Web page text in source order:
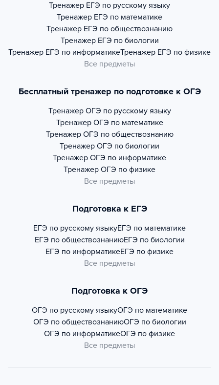
Тренажер ЕГЭ по русскому языку
Тренажер ЕГЭ по математике
Тренажер ЕГЭ по обществознанию
Тренажер ЕГЭ по биологии
Тренажер ЕГЭ по информатикеТренажер ЕГЭ по физике
Все предметы
Бесплатный тренажер по подготовке к ОГЭ
Тренажер ОГЭ по русскому языку
Тренажер ОГЭ по математике
Тренажер ОГЭ по обществознанию
Тренажер ОГЭ по биологии
Тренажер ОГЭ по информатике
Тренажер ОГЭ по физике
Все предметы
Подготовка к ЕГЭ
ЕГЭ по русскому языкуЕГЭ по математике
ЕГЭ по обществознаниюЕГЭ по биологии
ЕГЭ по информатикеЕГЭ по физике
Все предметы
Подготовка к ОГЭ
ОГЭ по русскому языкуОГЭ по математике
ОГЭ по обществознаниюОГЭ по биологии
ОГЭ по информатикеОГЭ по физике
Все предметы